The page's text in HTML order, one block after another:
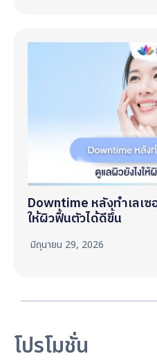
Downtime หลังทำเลเ
ให้ผิวฟื้นตัวได้ดีขึ้น
มิถุนายน 29, 2026
โปรโมชั่น